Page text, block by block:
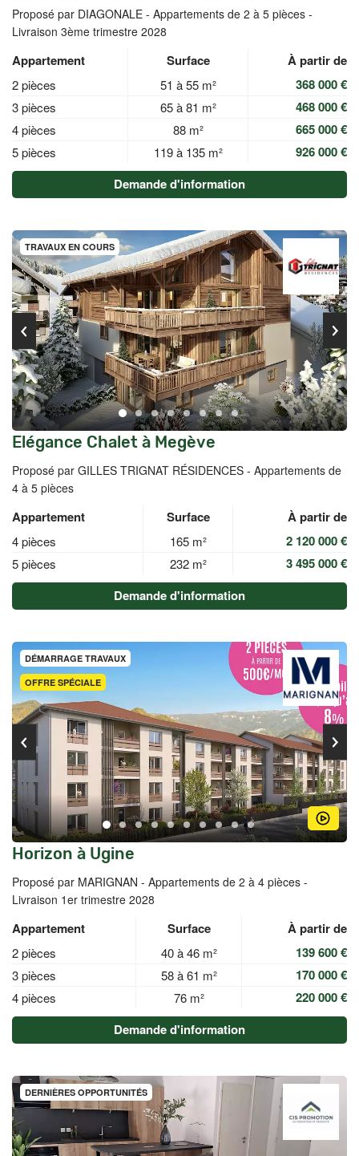
Proposé par DIAGONALE - Appartements de 2 à 5 pièces -
Livraison 3ème trimestre 2028
Appartement Surface À partir de
2 pièces 51 à 55 m² 368 000 €
3 pièces 65 à 81 m² 468 000 €
4 pièces 88 m² 665 000 €
5 pièces 119 à 135 m²
926 000 €
Demande d'information
TRAVAUX EN COURS
Elégance Chalet à Megève
Proposé par GILLES TRIGNAT RÉSIDENCES - Appartements de
4 à 5 pièces
Appartement Surface À partir de
4 pièces 165 m² 2 120 000 €
5 pièces 232 m²
3 495 000 €
Demande d'information
OFFRE SPÉCIALE
DÉMARRAGE TRAVAUX
Horizon à Ugine
Proposé par MARIGNAN - Appartements de 2 à 4 pièces -
Livraison 1er trimestre 2028
Appartement Surface À partir de
2 pièces 40 à 46 m² 139 600 €
3 pièces 58 à 61 m² 170 000 €
4 pièces 76 m²
220 000 €
Demande d'information
DERNIÈRES OPPORTUNITÉS